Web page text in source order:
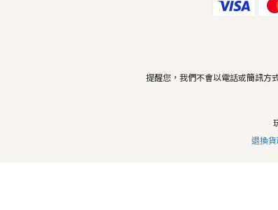
提醒您，我們不會以電話或簡訊方
退換